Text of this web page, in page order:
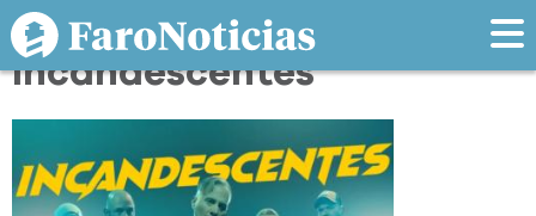
Tag:
Incandescentes